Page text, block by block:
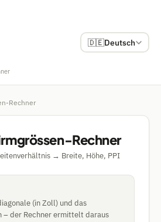
🇩🇪Deutsch
Rechner
Rechner
→ Breite, Höhe, PPI
(in Zoll) und das
– der Rechner ermittelt daraus